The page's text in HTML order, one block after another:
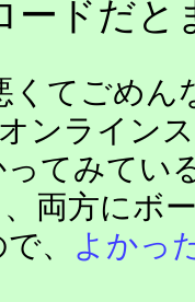
ードだと
くてごめん
ンライン
てみてい
両方にボ
、
よかっ